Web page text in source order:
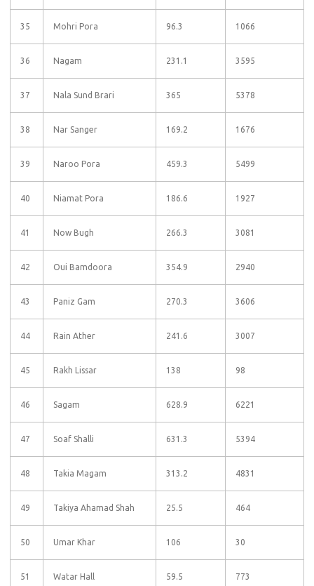
35 Mohri Pora 96.3 1066
36 Nagam 231.1 3595
37 Nala Sund Brari 365 5378
38 Nar Sanger 169.2 1676
39 Naroo Pora 459.3 5499
40 Niamat Pora 186.6 1927
41 Now Bugh 266.3 3081
42 Oui Bamdoora 354.9 2940
43 Paniz Gam 270.3 3606
44 Rain Ather 241.6 3007
45 Rakh Lissar 138 98
46 Sagam 628.9 6221
47 Soaf Shalli 631.3 5394
48 Takia Magam 313.2 4831
49 Takiya Ahamad Shah 25.5 464
50 Umar Khar 106 30
51 Watar Hall 59.5 773